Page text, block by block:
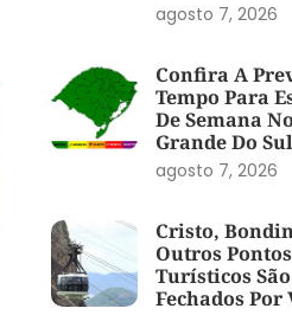
agosto 7, 2026
Confira A
Tempo Para
De Semana
Grande Do Sul
agosto 7, 2026
Cristo,
Outros Pontos
Turísticos São
Fechados Por